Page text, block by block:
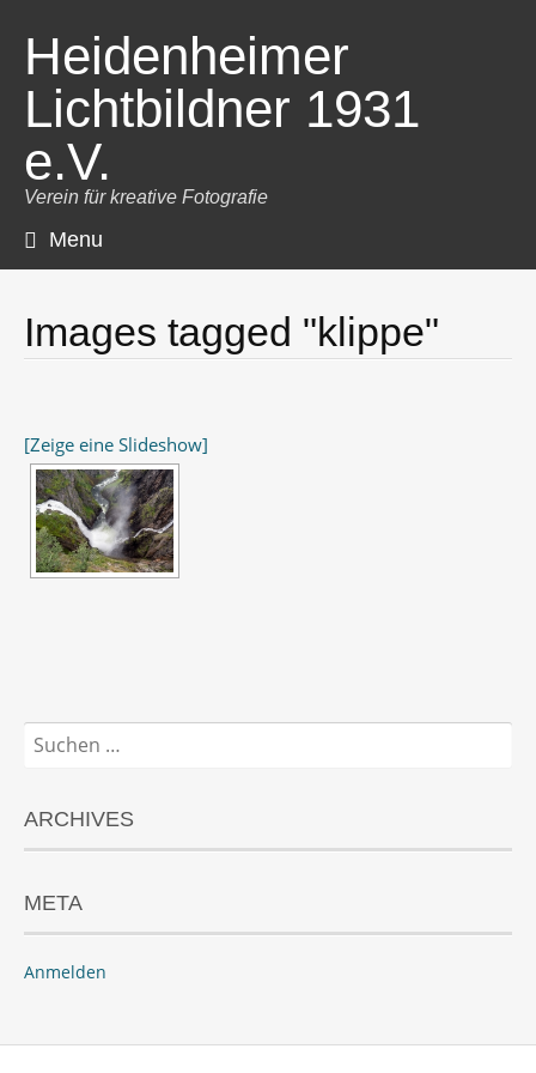
Heidenheimer
Lichtbildner 1931
e.V.
Verein für kreative Fotografie
Menu
Images tagged "klippe"
[Zeige eine Slideshow]
Suchen
nach:
ARCHIVES
META
Anmelden